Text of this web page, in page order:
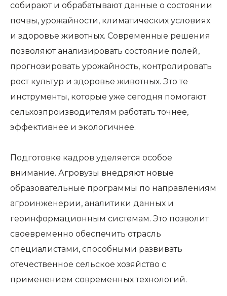
собирают и обрабатывают данные о состоянии
почвы, урожайности, климатических условиях
и здоровье животных. Современные решения
позволяют анализировать состояние полей,
прогнозировать урожайность, контролировать
рост культур и здоровье животных. Это те
инструменты, которые уже сегодня помогают
сельхозпроизводителям работать точнее,
эффективнее и экологичнее.
Подготовке кадров уделяется особое
внимание. Агровузы внедряют новые
образовательные программы по направлениям
агроинженерии, аналитики данных и
геоинформационным системам. Это позволит
своевременно обеспечить отрасль
специалистами, способными развивать
отечественное сельское хозяйство с
применением современных технологий.